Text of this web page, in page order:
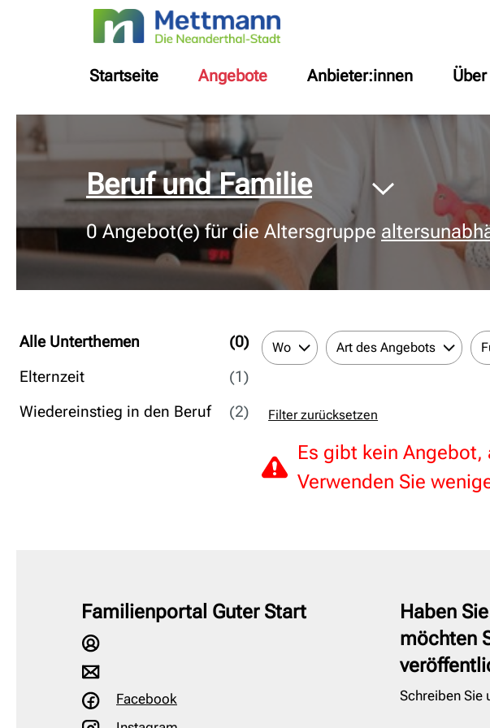
Startseite Angebote Anbieter:innen
© Bildnachweis
Beruf und Familie
0Angebot(e) für die Altersgruppe
Alle Unterthemen
(0)
Elternzeit
(1)
Wiedereinstieg in den Beruf
(2)
Wo Art des Angebots
Filter zurücksetzen
Es gibt kein
Verwenden Sie
Familienportal Guter Start
Facebook
Haben
möchten
Schreiben Sie